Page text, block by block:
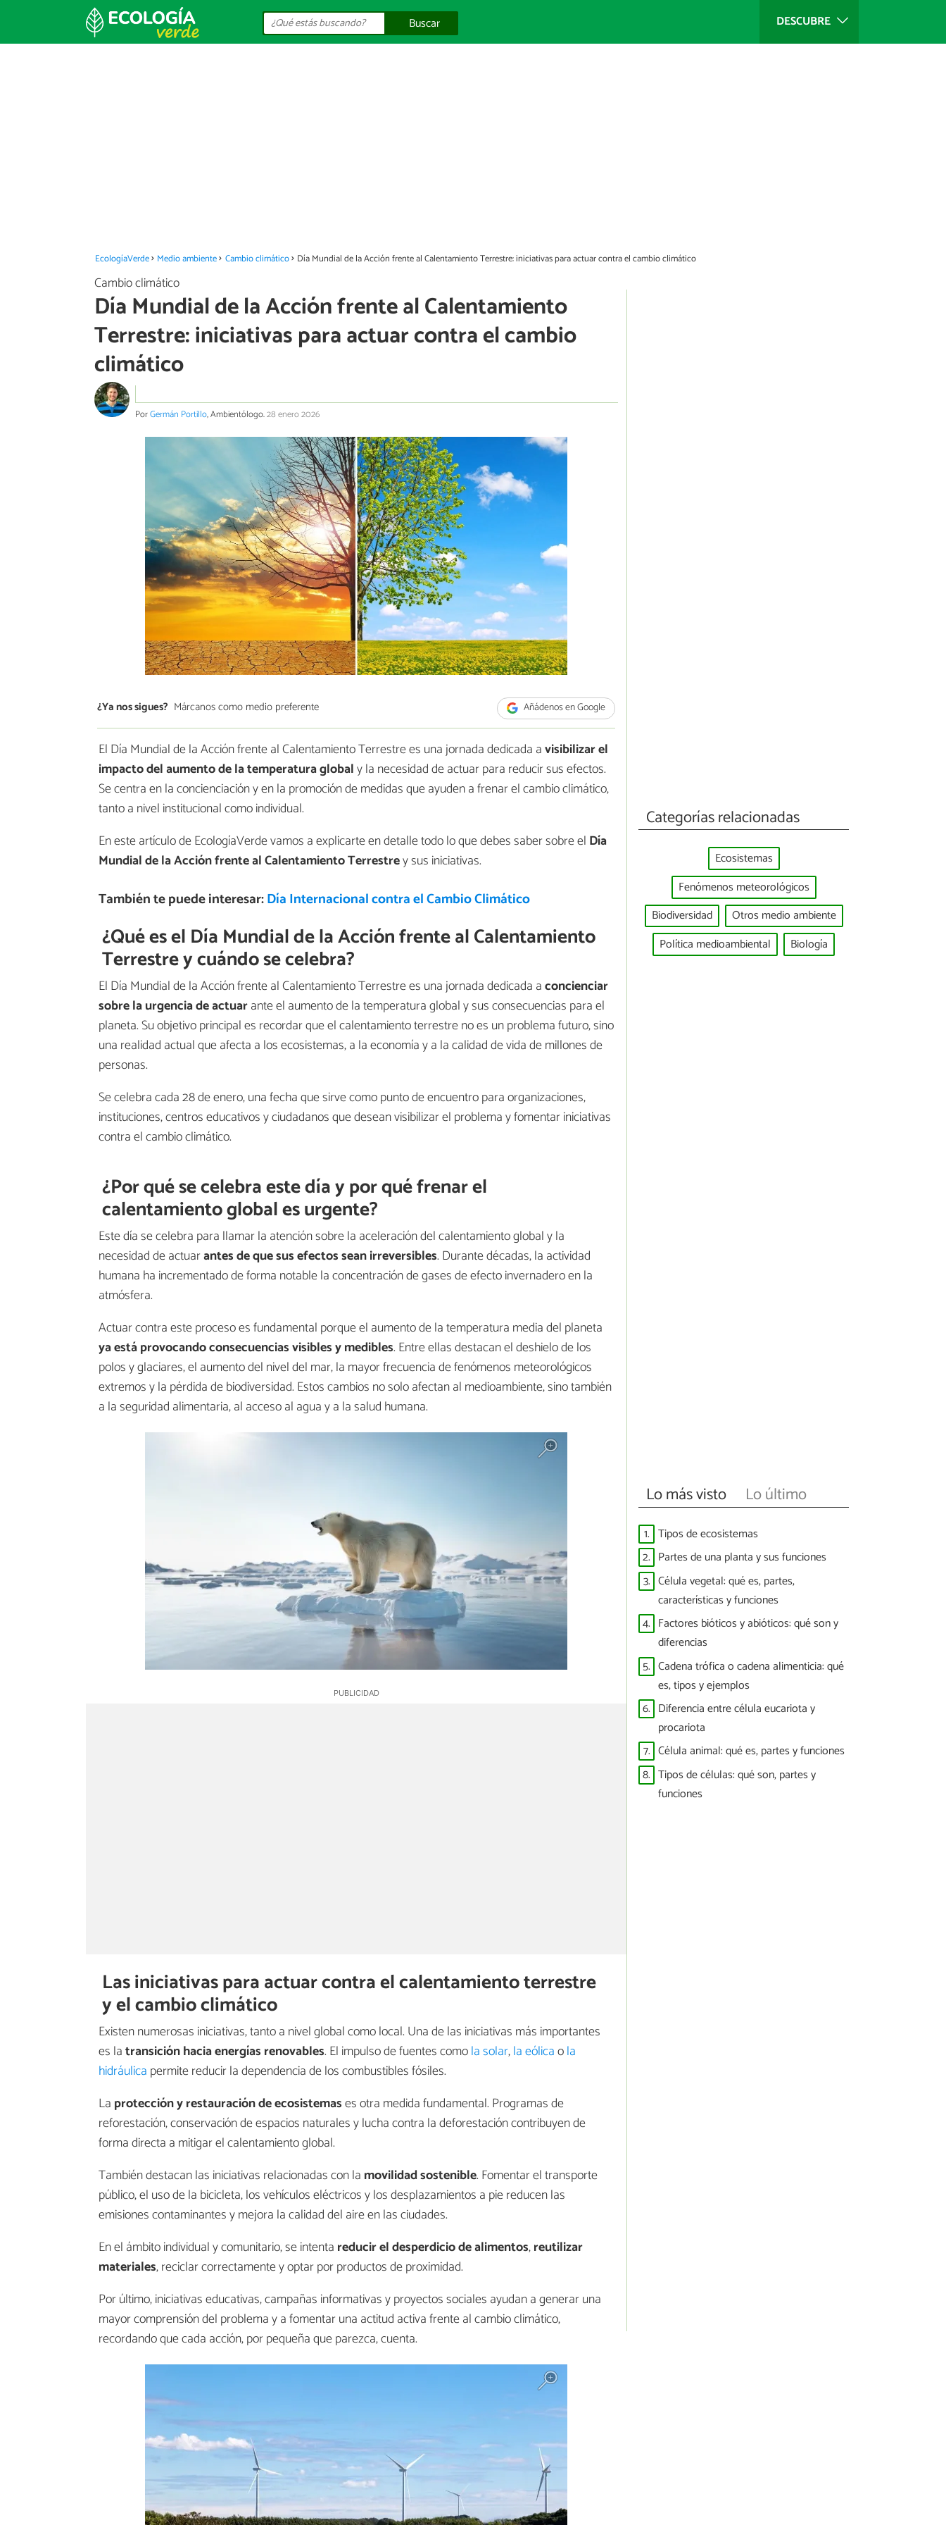
DESCUBRE
Buscar
EcologíaVerde Medio ambiente Cambio climático Día Mundial de la Acción frente al Calentamiento Terrestre: iniciativas para actuar contra el cambio climático
Cambio climático
Día Mundial de la Acción frente al Calentamiento
Terrestre: iniciativas para actuar contra el cambio
climático
PorGermán Portillo, Ambientólogo.28 enero 2026
¿Ya nos sigues? Márcanos como medio preferente Añádenos en Google
El Día Mundial de la Acción frente al Calentamiento Terrestre es una jornada dedicada avisibilizar el
impacto del aumento de la temperatura globaly la necesidad de actuar para reducir sus efectos.
Se centra en la concienciación y en la promoción de medidas que ayuden a frenar el cambio climático,
tanto a nivel institucional como individual.
En este artículo de EcologíaVerde vamos a explicarte en detalle todo lo que debes saber sobre el Día
Mundial de la Acción frente al Calentamiento Terrestrey sus iniciativas.
También te puede interesar:Día Internacional contra el Cambio Climático
¿Qué es el Día Mundial de la Acción frente al Calentamiento
Terrestre y cuándo se celebra?
El Día Mundial de la Acción frente al Calentamiento Terrestre es una jornada dedicada aconcienciar
sobre la urgencia de actuarante el aumento de la temperatura global y sus consecuencias para el
planeta. Su objetivo principal es recordar que el calentamiento terrestre no es un problema futuro, sino
una realidad actual que afecta a los ecosistemas, a la economía y a la calidad de vida de millones de
personas.
Se celebra cada 28 de enero, una fecha que sirve como punto de encuentro para organizaciones,
instituciones, centros educativos y ciudadanos que desean visibilizar el problema y fomentar iniciativas
contra el cambio climático.
¿Por qué se celebra este día y por qué frenar el
calentamiento global es urgente?
Este día se celebra para llamar la atención sobre la aceleración del calentamiento global y la
necesidad de actuarantes de que sus efectos sean irreversibles. Durante décadas, la actividad
humana ha incrementado de forma notable la concentración de gases de efecto invernadero en la
atmósfera.
Actuar contra este proceso es fundamental porque el aumento de la temperatura media del planeta
ya está provocando consecuencias visibles y medibles. Entre ellas destacan el deshielo de los
polos y glaciares, el aumento del nivel del mar, la mayor frecuencia de fenómenos meteorológicos
extremos y la pérdida de biodiversidad. Estos cambios no solo afectan al medioambiente, sino también
a la seguridad alimentaria, al acceso al agua y a la salud humana.
Las iniciativas para actuar contra el calentamiento terrestre
y el cambio climático
Existen numerosas iniciativas, tanto a nivel global como local. Una de las iniciativas más importantes
es latransición hacia energías renovables. El impulso de fuentes comola solar,la eólicaola
hidráulica permite reducir la dependencia de los combustibles fósiles.
La protección y restauración de ecosistemases otra medida fundamental. Programas de
reforestación, conservación de espacios naturales y lucha contra la deforestación contribuyen de
forma directa a mitigar el calentamiento global.
También destacan las iniciativas relacionadas con la movilidad sostenible. Fomentar el transporte
público, el uso de la bicicleta, los vehículos eléctricos y los desplazamientos a pie reducen las
emisiones contaminantes y mejora la calidad del aire en las ciudades.
En el ámbito individual y comunitario, se intenta reducir el desperdicio de alimentos,reutilizar
materiales, reciclar correctamente y optar por productos de proximidad.
Por último, iniciativas educativas, campañas informativas y proyectos sociales ayudan a generar una
mayor comprensión del problema y a fomentar una actitud activa frente al cambio climático,
recordando que cada acción, por pequeña que parezca, cuenta.
Categorías relacionadas
Ecosistemas
Fenómenos meteorológicos
Biodiversidad
Otros medio ambiente
Política medioambiental
Biología
Lo más visto Lo último
1. Tipos de ecosistemas
2. Partes de una planta y sus funciones
3. Célula vegetal: qué es, partes,
características y funciones
4. Factores bióticos y abióticos: qué son y
diferencias
5. Cadena trófica o cadena alimenticia: qué
es, tipos y ejemplos
6. Diferencia entre célula eucariota y
procariota
7. Célula animal: qué es, partes y funciones
8. Tipos de células: qué son, partes y
funciones